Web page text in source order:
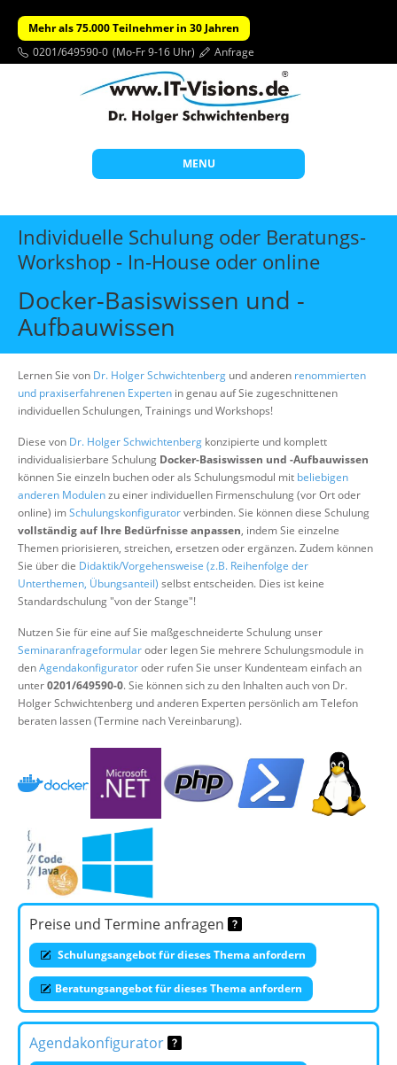
Mehr als 75.000 Teilnehmer in 30 Jahren
0201/649590-0 (Mo-Fr 9-16 Uhr) Anfrage
MENU
Start
Themen
Individuelle Schulungen
Wissen
Über uns
Suche
Individuelle Schulung oder Beratungs-
Workshop - In-House oder online
Docker-Basiswissen und -
Aufbauwissen
Lernen Sie von Dr. Holger Schwichtenberg und anderen renommierten
und praxiserfahrenen Experten in genau auf Sie zugeschnittenen
individuellen Schulungen, Trainings und Workshops!
Diese von Dr. Holger Schwichtenberg konzipierte und komplett
individualisierbare Schulung Docker-Basiswissen und -Aufbauwissen
können Sie einzeln buchen oder als Schulungsmodul mit beliebigen
anderen Modulenzu einer individuellen Firmenschulung (vor Ort oder
online) imSchulungskonfiguratorverbinden. Sie können diese Schulung
vollständig auf Ihre Bedürfnisse anpassen, indem Sie einzelne
Themen priorisieren, streichen, ersetzen oder ergänzen. Zudem können
Sie über die Didaktik/Vorgehensweise (z.B. Reihenfolge der
Unterthemen, Übungsanteil) selbst entscheiden. Dies ist keine
Standardschulung "von der Stange"!
Nutzen Sie für eine auf Sie maßgeschneiderte Schulung unser
Seminaranfrageformularoder legen Sie mehrere Schulungsmodule in
denAgendakonfiguratoroder rufen Sie unser Kundenteam einfach an
unter0201/649590-0. Sie können sich zu den Inhalten auch von Dr.
Holger Schwichtenberg und anderen Experten persönlich am Telefon
beraten lassen (Termine nach Vereinbarung).
Preise und Termine anfragen
Schulungsangebot für dieses Thema anfordern
Beratungsangebot für dieses Thema anfordern
Agendakonfigurator